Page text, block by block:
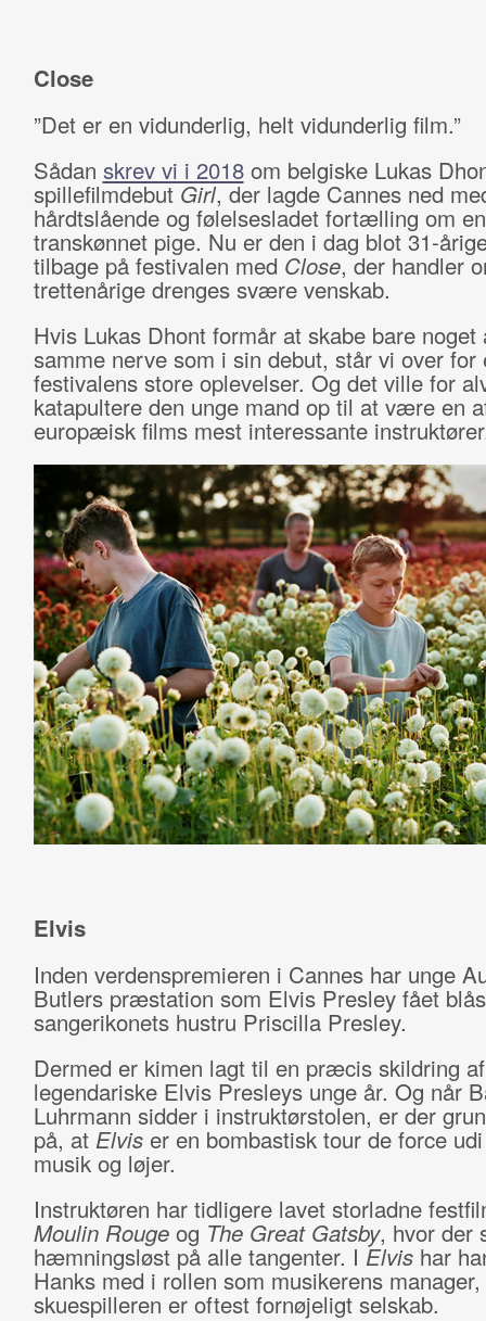
Close
”Det er en vidunderlig, helt vidunderlig film.”
Sådan skrev vi i 2018om belgiske Lukas
spillefilmdebutGirl, der lagde Cannes ned
hårdtslående og følelsesladet fortælling om en
transkønnet pige. Nu er den i dag blot 31-
tilbage på festivalen med Close, der handler
trettenårige drenges svære venskab.
Hvis Lukas Dhont formår at skabe bare noget
samme nerve som i sin debut, står vi over for
festivalens store oplevelser. Og det ville for
katapultere den unge mand op til at være en
europæisk films mest interessante
Elvis
Inden verdenspremieren i Cannes har unge
Butlers præstation som Elvis Presley fået
sangerikonets hustru Priscilla Presley.
Dermed er kimen lagt til en præcis skildring af
legendariske Elvis Presleys unge år. Og når
Luhrmann sidder i instruktørstolen, er der
på, at Elviser en bombastisk tour de force
musik og løjer.
Instruktøren har tidligere lavet storladne
Moulin Rougeog The Great Gatsby, hvor der
hæmningsløst på alle tangenter. I Elvishar
Hanks med i rollen som musikerens manager,
skuespilleren er oftest fornøjeligt selskab.